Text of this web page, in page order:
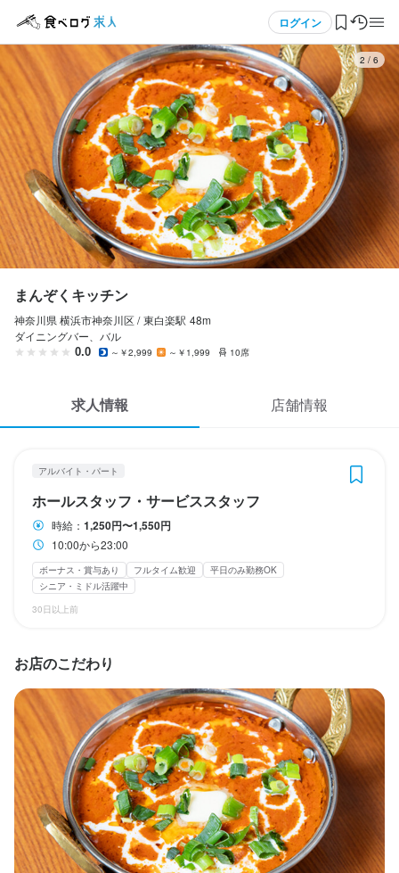
ログイン
ログイン・無料会員登録
食べログ求人TOP
求人検索
マイページ管理
気になる求人
検索履歴・保存した条件
応募履歴
ヘルプ・お問い合わせフォーム
掲載をご検討の店舗様へ
食べログ求人PRESS
利用規約
企業情報
3 / 6
まんぞくキッチン
神奈川県 横浜市神奈川区 / 東白楽駅 48m
ダイニングバー、バル
0.0 ～￥2,999 ～￥1,999 10席
求人情報 店舗情報
アルバイト・パート
ホールスタッフ・サービススタッフ
時給： 1,250円〜1,550円
10:00から23:00
ボーナス・賞与あり フルタイム歓迎
平日のみ勤務OK
シニア・ミドル活躍中
30日以上前
お店のこだわり
アルバイト・パート まんぞくキッチン
ホールスタッフ・サービススタッフ
ホールスタッフ・サービススタッフ
時給1,250円〜1,550円
ボーナス・賞与あり インセンティブあり 給与手渡しOK 日払いOK
週払いOK
給与前払いOK
勤務時間
10:00から23:00
ランチタイムのみ勤務OK
時短社員制度あり
残業月20時間以下 転勤なし 長期勤務歓迎
週に2回休み
日曜定休 平日のみ勤務OK(土日休み)
待遇
・契約期間の定めなし
・社会保険完備（厚生年金、雇用保険、健康保険、労災保険）
・独立支援制度あり
特徴
大学生歓迎 シニア・ミドル活躍中
仕事内容
ホールとキッチン両方やっていただく場合があります。
応募画面へ進む